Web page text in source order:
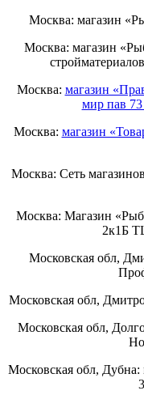
Москва: магазин
Москва: магазин
Москва: магазин
мир пав
Москва: магазин
Москва: Сеть
Москва: Магазин
2к1Б
Московская обл,
Московская обл,
Московская обл,
Московская обл,